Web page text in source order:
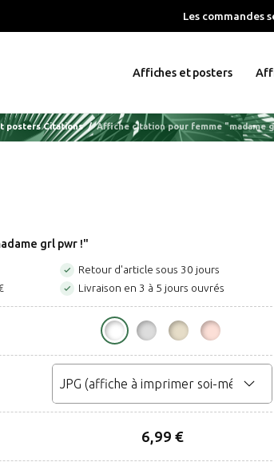
Les commandes
Affiches et posters
posters Citations Affiche citation pour femme "madame
grl pwr !"
 Retour d'article sous 30 jours
 Livraison en 3 à 5 jours ouvrés
6,99 €